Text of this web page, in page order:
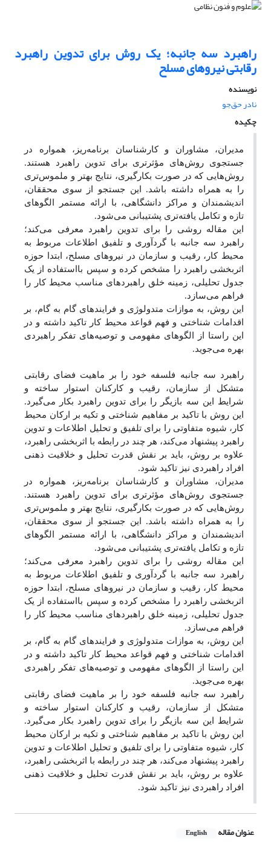
راهبرد سه جانبه؛ یک روش برای تدوین راهبرد
رقابتی نیروهای مسلح
نویسنده
نادر حق‌جو
چکیده
مدیران، مشاوران و کارشناسان برنامه‌ریز، همواره در
جستجوی روش‌های مؤثرتری برای تدوین راهبرد هستند.
روش‌هایی که در صورت بکارگیری، نتایج بهتر و ملموس‌تری
را به همراه داشته باشد. این جستجو از سوی محققان،
اندیشمندان و مراکز دانشگاهی، با ارائه مستمر الگوهای
تازه و تکامل یافته‌تری پشتیبانی می‌شود.
این مقاله روشی را برای تدوین راهبرد معرفی می‌کند؛
راهبرد سه جانبه با گردآوری و تلفیق اطلاعات مربوط به
محیط کار، رقیب و سازمان در نیروهای مسلح، ابتدا حوزه
اثربخشی راهبرد را مشخص کرده و سپس بااستفاده از یک
جدول تحلیلی، زمینه خلق راهبرد‌های مناسب محیط کار را
فراهم می‌سازد.
این روش، به موازات متدولوژی و فرایندهای گام به گام، بر
اقدامات شناختی و فهم قواعد محیط کار تاکید داشته و در
این راستا از الگوهای مفهومی و توصیه‌های تفکر راهبردی
بهره می‌جوید.
راهبرد سه جانبه فلسفه خود را بر ماهیت فضای رقابتی
متشکل از سازمان، رقیب و کارکنان استوار ساخته و
شرایط این سه بازیگر را برای تدوین راهبرد بکار می‌گیرد.
این روش با تاکید بر مفاهیم شناختی و تکیه بر ارکان محیط
کار، شیوه متفاوتی را برای تلفیق و تحلیل اطلاعات و تدوین
راهبرد پیشنهاد می‌کند، هر چند در رابطه با اثربخشی راهبرد،
علاوه بر روش، باید بر نقش قدرت تحلیل و خلاقیت ذهنی
افراد راهبردی نیز تاکید شود.
مدیران، مشاوران و کارشناسان برنامه‌ریز، همواره در
جستجوی روش‌های مؤثرتری برای تدوین راهبرد هستند.
روش‌هایی که در صورت بکارگیری، نتایج بهتر و ملموس‌تری
را به همراه داشته باشد. این جستجو از سوی محققان،
اندیشمندان و مراکز دانشگاهی، با ارائه مستمر الگوهای
تازه و تکامل یافته‌تری پشتیبانی می‌شود.
این مقاله روشی را برای تدوین راهبرد معرفی می‌کند؛
راهبرد سه جانبه با گردآوری و تلفیق اطلاعات مربوط به
محیط کار، رقیب و سازمان در نیروهای مسلح، ابتدا حوزه
اثربخشی راهبرد را مشخص کرده و سپس بااستفاده از یک
جدول تحلیلی، زمینه خلق راهبرد‌های مناسب محیط کار را
فراهم می‌سازد.
این روش، به موازات متدولوژی و فرایندهای گام به گام، بر
اقدامات شناختی و فهم قواعد محیط کار تاکید داشته و در
این راستا از الگوهای مفهومی و توصیه‌های تفکر راهبردی
بهره می‌جوید.
راهبرد سه جانبه فلسفه خود را بر ماهیت فضای رقابتی
متشکل از سازمان، رقیب و کارکنان استوار ساخته و
شرایط این سه بازیگر را برای تدوین راهبرد بکار می‌گیرد.
این روش با تاکید بر مفاهیم شناختی و تکیه بر ارکان محیط
کار، شیوه متفاوتی را برای تلفیق و تحلیل اطلاعات و تدوین
راهبرد پیشنهاد می‌کند، هر چند در رابطه با اثربخشی راهبرد،
علاوه بر روش، باید بر نقش قدرت تحلیل و خلاقیت ذهنی
افراد راهبردی نیز تاکید شود.
عنوان مقاله English